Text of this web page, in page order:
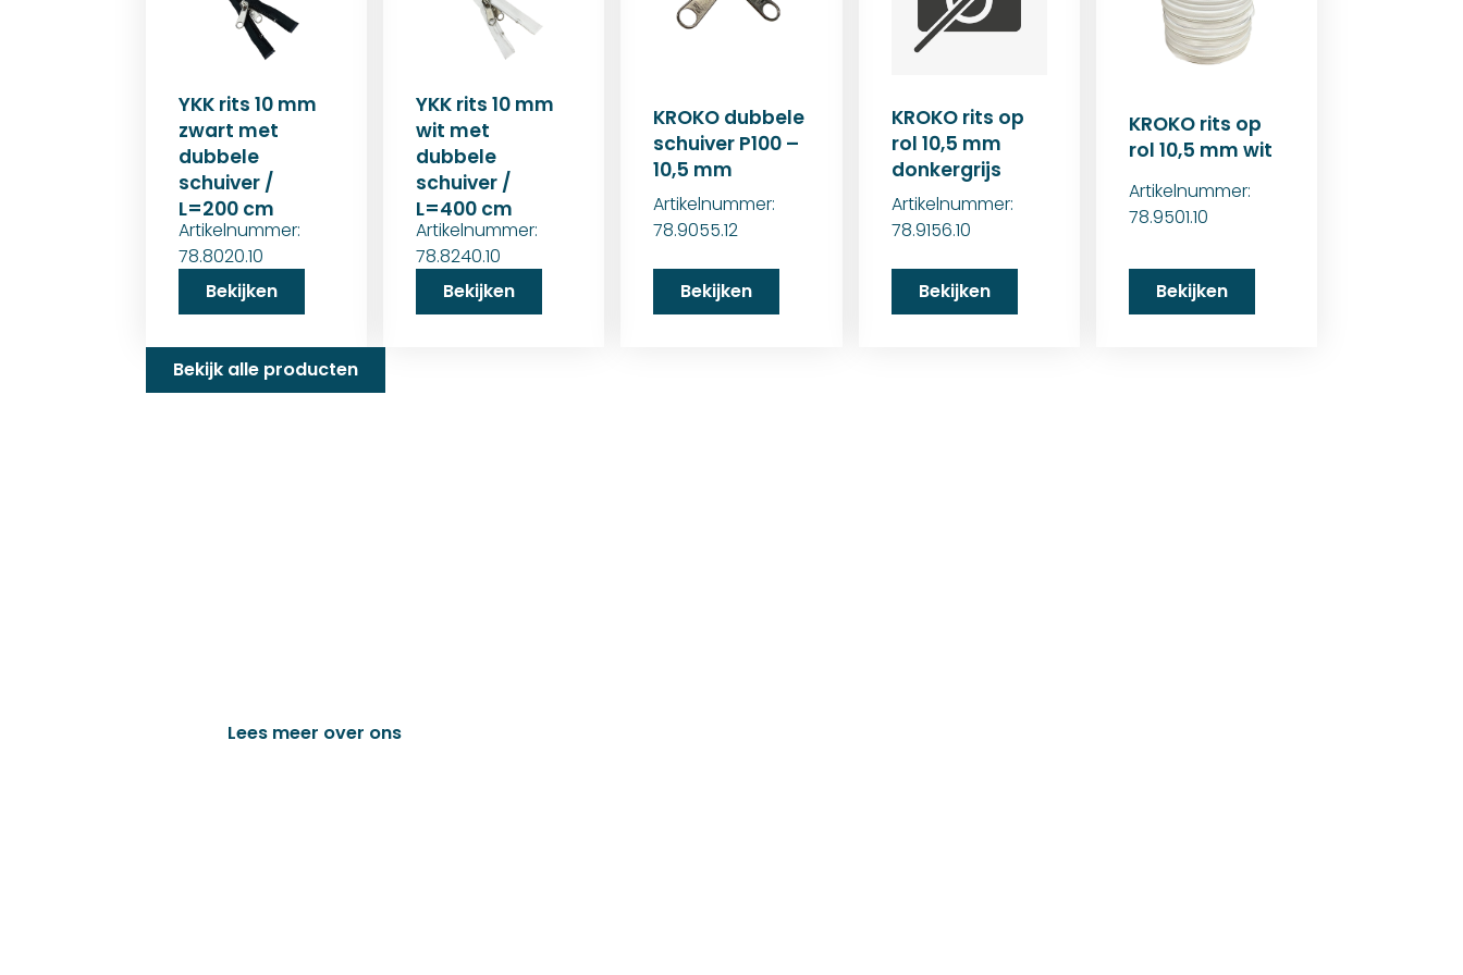
YKK rits 10 mm
zwart met
dubbele
schuiver /
L=200 cm
Artikelnummer:
78.8020.10
Bekijken
YKK rits 10 mm
wit met
dubbele
schuiver /
L=400 cm
Artikelnummer:
78.8240.10
Bekijken
KROKO dubbele
schuiver P100 –
10,5 mm
Artikelnummer:
78.9055.12
Bekijken
KROKO rits op
rol 10,5 mm
donkergrijs
Artikelnummer:
78.9156.10
Bekijken
KROKO rits op
rol 10,5 mm wit
Artikelnummer:
78.9501.10
Bekijken
Bekijk alle producten
Lees meer over ons